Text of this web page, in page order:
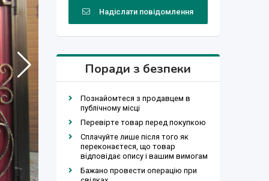
Надіслати повідомлення
Поради з безпеки
Познайомтеся з продавцем в
публічному місці
Перевірте товар перед покупкою
Сплачуйте лише після того як
переконаєтеся, що товар
відповідає опису і вашим вимогам
Бажано провести операцію при